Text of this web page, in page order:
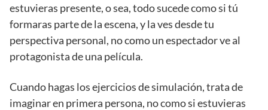
estuvieras presente, o sea, todo sucede como si tú
formaras parte de la escena, y la ves desde tu
perspectiva personal, no como un espectador ve al
protagonista de una película.
Cuando hagas los ejercicios de simulación, trata de
imaginar en primera persona, no como si estuvieras